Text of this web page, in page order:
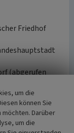
Friedhof
(abgerufen
(abgerufen
um die
können Sie
Darüber
um die